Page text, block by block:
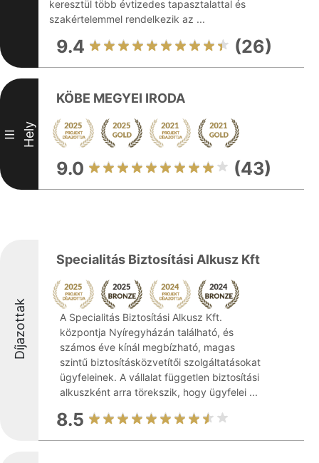
keresztül több évtizedes tapasztalattal és
szakértelemmel rendelkezik az ...
9.4 (26)
III Hely
KÖBE MEGYEI IRODA
9.0 (43)
Díjazottak
Specialitás Biztosítási Alkusz Kft
A Specialitás Biztosítási Alkusz Kft.
központja Nyíregyházán található, és
számos éve kínál megbízható, magas
szintű biztosításközvetítői szolgáltatásokat
ügyfeleinek. A vállalat független biztosítási
alkuszként arra törekszik, hogy ügyfelei ...
8.5